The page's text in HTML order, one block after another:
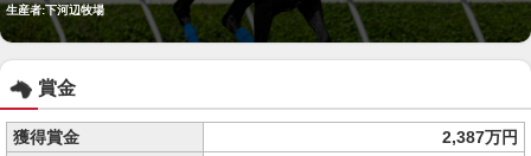
生産者:下河辺牧場
賞金
獲得賞金
2,387万円